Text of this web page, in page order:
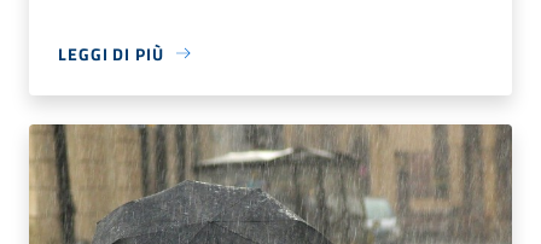
LEGGI DI PIÙ